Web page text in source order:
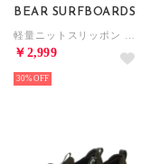
BEAR SURFBOARDS
￥2,999
30%